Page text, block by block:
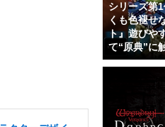
シリーズ第
くも色褪せ
ト』遊びや
て“原典”に